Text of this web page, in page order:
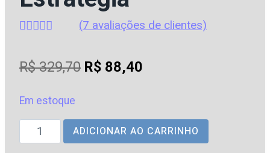
de 5, com
baseado
avaliações
(7 avaliações de clientes)
R$329,70 O
era:
R$ 88,40
é:
Em estoque
SEFAZ
|
ADICIONAR AO CARRINHO